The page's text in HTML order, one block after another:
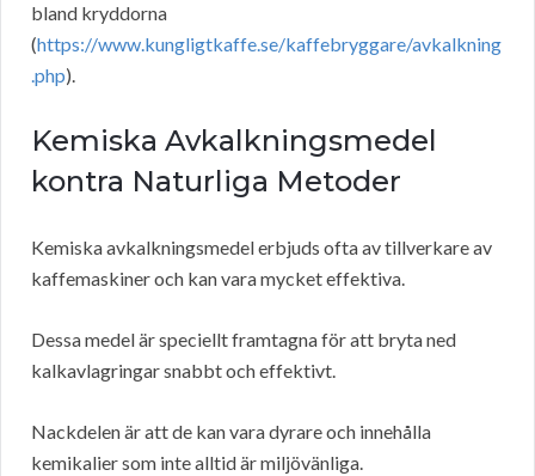
bland kryddorna
(https://www.kungligtkaffe.se/kaffebryggare/avkalkning
.php).
Kemiska Avkalkningsmedel
kontra Naturliga Metoder
Kemiska avkalkningsmedel erbjuds ofta av tillverkare av
kaffemaskiner och kan vara mycket effektiva.
Dessa medel är speciellt framtagna för att bryta ned
kalkavlagringar snabbt och effektivt.
Nackdelen är att de kan vara dyrare och innehålla
kemikalier som inte alltid är miljövänliga.